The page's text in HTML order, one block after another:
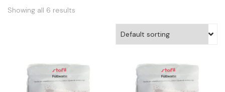
Showing all 6 results